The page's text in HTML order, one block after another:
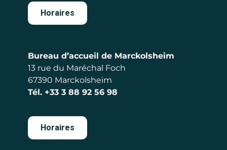
Horaires
Bureau d’accueil de Marckolsheim
13 rue du Maréchal Foch
67390 Marckolsheim
Tél. +33 3 88 92 56 98
Horaires